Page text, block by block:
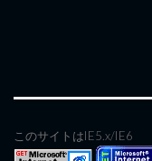
このサイトはIE5.x/IE6